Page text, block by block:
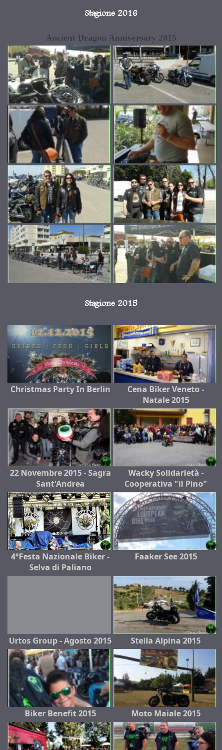
Stagione 2016
Ancient Dragon Anniversary 2015
Stagione 2015
Christmas Party In Berlin
Cena Biker Veneto -
Natale 2015
22 Novembre 2015 - Sagra
Sant'Andrea
Wacky Solidarietà -
Cooperativa "il Pino"
4°Festa Nazionale Biker -
Selva di Paliano
Faaker See 2015
Urtos Group - Agosto 2015 Stella Alpina 2015
Biker Benefit 2015 Moto Maiale 2015